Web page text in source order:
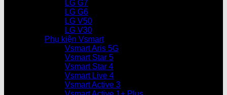
LG G7
LG G6
LG V50
LG V30
Phụ kiện Vsmart
Vsmart Aris 5G
Vsmart Star 5
Vsmart Star 4
Vsmart Live 4
Vsmart Active 3